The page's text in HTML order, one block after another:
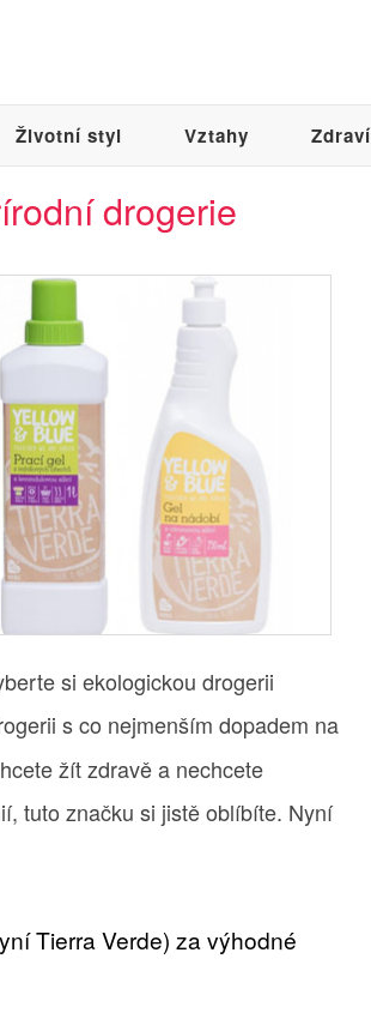
Životní styl Vztahy Zdraví
drogerie
si ekologickou drogerii
s co nejmenším dopadem na
žít zdravě a nechcete
tuto značku si jistě oblíbíte. Nyní
Tierra Verde) za výhodné